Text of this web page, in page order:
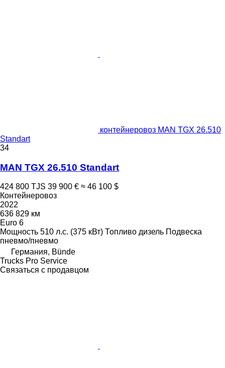
контейнеровоз MAN TGX 26.510
Standart
34
MAN TGX 26.510 Standart
424 800 TJS 39 900 € ≈ 46 100 $
Контейнеровоз
2022
636 829 км
Euro 6
Мощность 510 л.с. (375 кВт) Топливо дизель Подвеска
пневмо/пневмо
Германия, Bünde
Trucks Pro Service
Связаться с продавцом